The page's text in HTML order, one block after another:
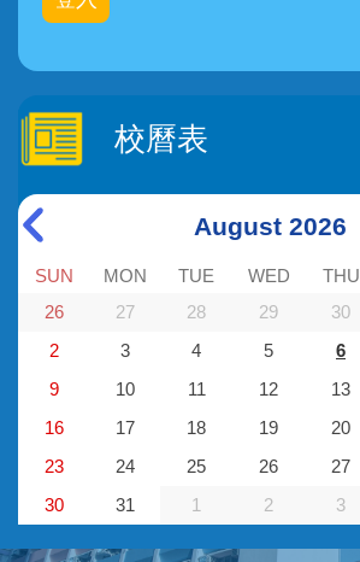
校曆表
August 2026
SUN MON TUE WED THU
26
27 28 29 30
2
3 4 5 6
9
10 11 12 13
16
17 18 19 20
23
24 25 26 27
30
31 1 2 3